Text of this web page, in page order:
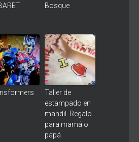
Bosque
Taller de
estampado en
mandil. Regalo
para mamá o
papá